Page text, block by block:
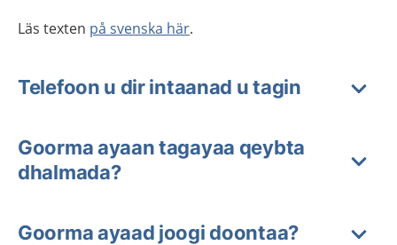
Läs texten på svenska här.
Telefoon u dir intaanad u tagin
Goorma ayaan tagayaa qeybta
dhalmada?
Goorma ayaad joogi doontaa?